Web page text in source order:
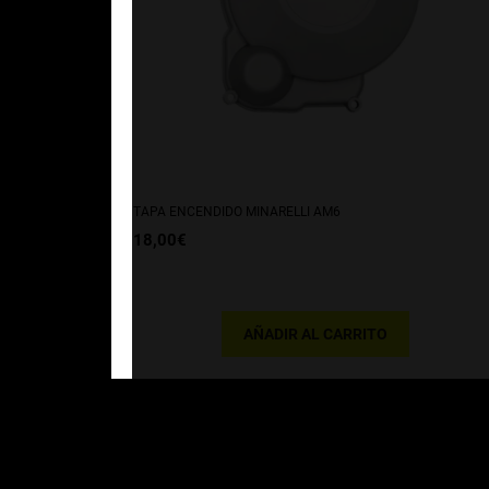
TAPA ENCENDIDO MINARELLI AM6
18,00€